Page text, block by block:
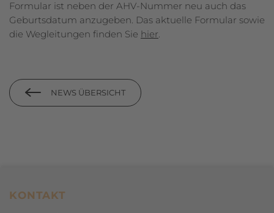
Formular ist neben der AHV-Nummer neu auch das
Geburtsdatum anzugeben. Das aktuelle Formular sowie
die Wegleitungen finden Sie hier
NEWS ÜBERSICHT
Footerbereich
KONTAKT